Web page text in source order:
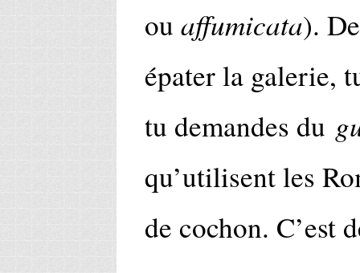
ou affumicata).
épater la galerie,
tu demandes du
qu’utilisent les
de cochon. C’est